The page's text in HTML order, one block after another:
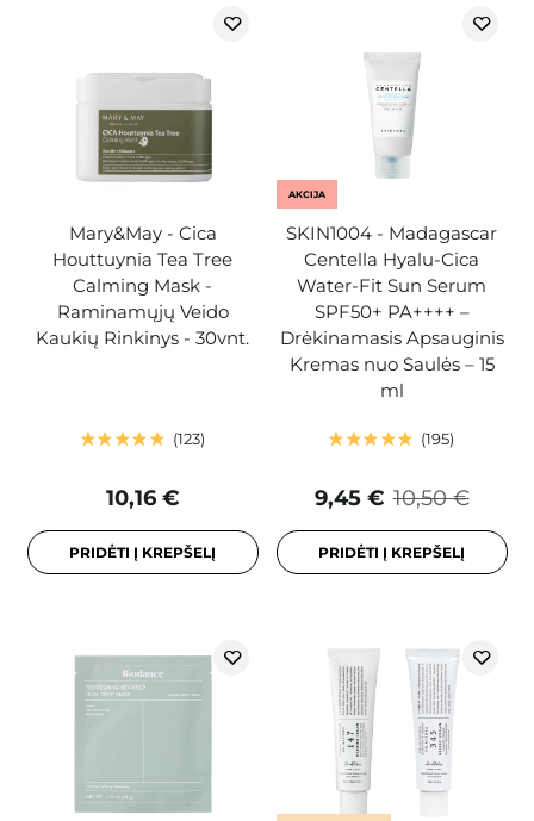
Mary&May - Cica
Houttuynia Tea Tree
Calming Mask -
Raminamųjų Veido
Kaukių Rinkinys - 30vnt.
123
10,16 €
PRIDĖTI Į KREPŠELĮ
AKCIJA
SKIN1004 - Madagascar
Centella Hyalu-Cica
Water-Fit Sun Serum
SPF50+ PA++++ –
Drėkinamasis Apsauginis
Kremas nuo Saulės – 15
ml
195
10,50 €
9,45 €
PRIDĖTI Į KREPŠELĮ